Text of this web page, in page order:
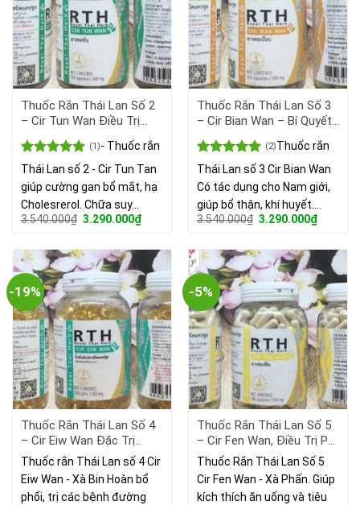
Thuốc Rắn Thái Lan Số 2
– Cir Tun Wan Điều Trị
Mạch, Ngăn Ngừa Đột Quỵ.
Được xếp
hạng5.00
5 sao
(1)- Thuốc rắn
Thái Lan số 2 - Cir Tun Tan
giúp cường gan bổ mắt, hạ
Cholesrerol. Chữa suy…
3.540.000₫ Giá
3.540.000₫.
3.290.000₫Giá
hiện
là:
3.290.000₫.
Thuốc Rắn Thái Lan Số 3
– Cir Bian Wan – Bí Quyết
Được xếp
hạng5.00
5 sao
(2)Thuốc rắn
Thái Lan số 3 Cir Bian Wan
Có tác dụng cho Nam giới,
giúp bổ thận, khí huyết.…
3.540.000₫ Giá
3.540.000₫.
3.290.000₫Giá
hiện
là:
-19%
Thuốc Rắn Thái Lan Số 4
– Cir Eiw Wan Đặc Trị
Viêm Xoang Và Các Bệnh
Tai Mũi Họng
Thuốc rắn Thái Lan số 4 Cir
Eiw Wan - Xà Bin Hoàn bổ
phổi, trị các bệnh đường
-5%
Thuốc Rắn Thái Lan Số 5
– Cir Fen Wan, Điều Trị Phì
Đại Tiền Liệt Tuyến, Bệnh
Tiểu Đường
Thuốc Rắn Thái Lan Số 5
Cir Fen Wan - Xà Phấn. Giúp
kích thích ăn uống và tiêu